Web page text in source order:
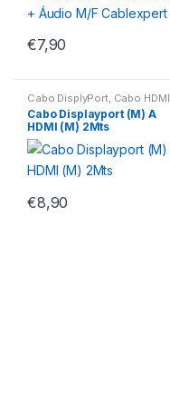
€7,90
Cabo DisplyPort, Cabo HDMI
Cabo Displayport (M) A
HDMI (M) 2Mts
€8,90